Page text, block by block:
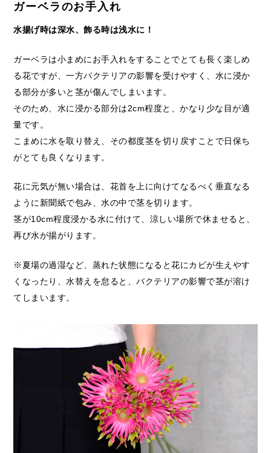
ガーベラのお手入れ
水揚げ時は深水、飾る時は浅水に！
ガーベラは小まめにお手入れをすることでとても長く楽しめ
る花ですが、一方バクテリアの影響を受けやすく、水に浸か
る部分が多いと茎が傷んでしまいます。
そのため、水に浸かる部分は2cm程度と、かなり少な目が適
量です。
こまめに水を取り替え、その都度茎を切り戻すことで日保ち
がとても良くなります。
花に元気が無い場合は、花首を上に向けてなるべく垂直なる
ように新聞紙で包み、水の中で茎を切ります。
茎が10cm程度浸かる水に付けて、涼しい場所で休ませると、
再び水が揚がります。
※夏場の過湿など、蒸れた状態になると花にカビが生えやす
くなったり、水替えを怠ると、バクテリアの影響で茎が溶け
てしまいます。